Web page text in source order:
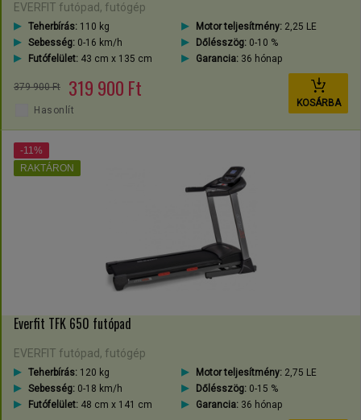
EVERFIT futópad, futógép
Teherbírás: 110 kg Motor teljesítmény:2,25 LE
Sebesség: 0-16 km/h Dőlésszög:0-10 %
Futófelület: 43 cm x 135 cm Garancia:36 hónap
379 900 Ft 319 900 Ft
KOSÁRBA
Hasonlít
Everfit TFK 650 futópad
EVERFIT futópad, futógép
Teherbírás: 120 kg Motor teljesítmény:2,75 LE
Sebesség: 0-18 km/h Dőlésszög:0-15 %
Futófelület: 48 cm x 141 cm Garancia:36 hónap
-11%
RAKTÁRON